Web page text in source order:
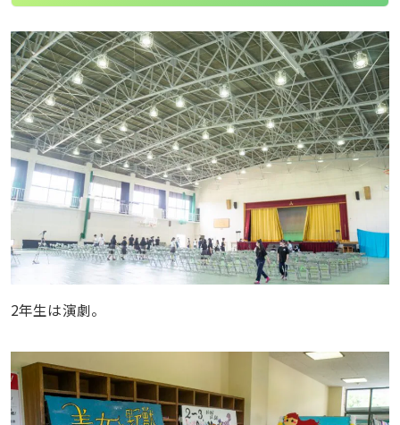
2年生は演劇。